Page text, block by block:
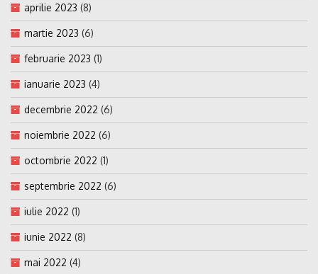
aprilie 2023 (8)
martie 2023 (6)
februarie 2023 (1)
ianuarie 2023 (4)
decembrie 2022 (6)
noiembrie 2022 (6)
octombrie 2022 (1)
septembrie 2022 (6)
iulie 2022 (1)
iunie 2022 (8)
mai 2022 (4)